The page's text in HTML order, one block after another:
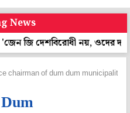
News
নয়, ওদের দাবি
chairman of dum dum municipality